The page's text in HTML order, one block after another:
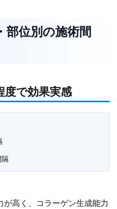
部位別の施術間
度で効果実感
が高く、コラーゲン生成能力